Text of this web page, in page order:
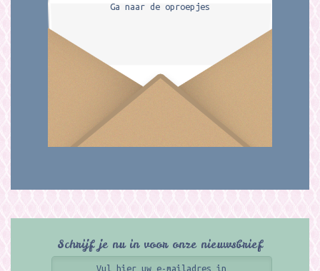
Ga naar de oproepjes
Schrijf je nu in voor onze nieuwsbrief